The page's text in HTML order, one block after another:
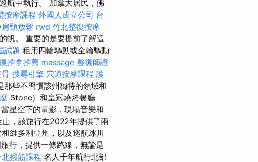
航中執行。 加拿大居民，佛
按摩課程 外國人成立公司 台
肩頸放鬆 rwd 竹北整復按摩
帆。 重要的是要提前了解這
試題 租用四輪驅動或全輪驅動
推拿推薦 massage 整復師證
搜尋引擎 穴道按摩課程 護
那些不習慣該州獨特的領域和
Stone）和皇冠燒烤餐廳
當星空下的電影，現場音樂和
，該旅行在2022年提供了兩
維多利亞州，以及巡航冰川
行，提供一條路線，無論是
北撥筋課程 名人千年航行北部